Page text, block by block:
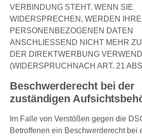
VERBINDUNG STEHT. WENN SIE
WIDERSPRECHEN, WERDEN IHRE
PERSONENBEZOGENEN DATEN
ANSCHLIESSEND NICHT MEHR
DER DIREKTWERBUNG
(WIDERSPRUCHNACH ART. 21
Beschwerderecht bei der
zuständigen
Im Falle von Verstößen gegen die
Betroffenen ein Beschwerderecht bei